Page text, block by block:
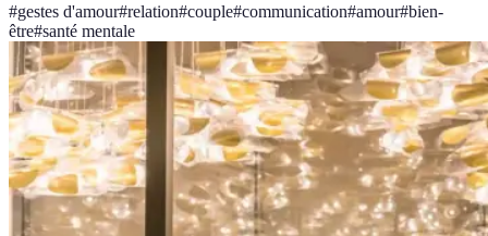
#gestes d'amour#relation#couple#communication#amour#bien-
être#santé mentale